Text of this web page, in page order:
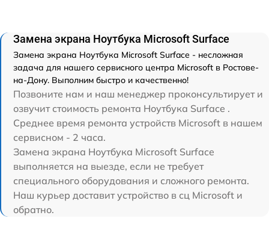
Замена экрана Ноутбука Microsoft Surface
Замена экрана Ноутбука Microsoft Surface - несложная
задача для нашего сервисного центра Microsoft в Ростове-
на-Дону. Выполним быстро и качественно!
Позвоните нам и наш менеджер проконсультирует и
озвучит стоимость ремонта Ноутбука Surface .
Среднее время ремонта устройств Microsoft в нашем
сервисном - 2 часа.
Замена экрана Ноутбука Microsoft Surface
выполняется на выезде, если не требует
специального оборудования и сложного ремонта.
Наш курьер доставит устройство в сц Microsoft и
обратно.